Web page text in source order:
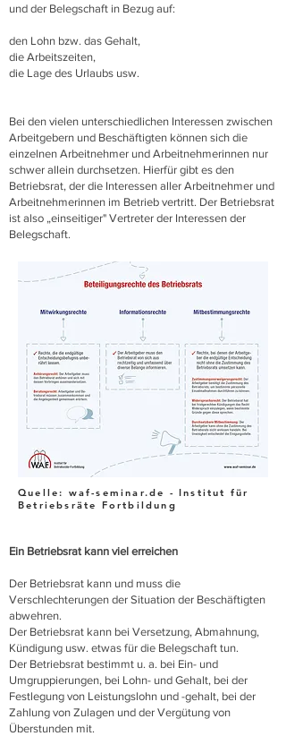
und der Belegschaft in Bezug auf:
den Lohn bzw. das Gehalt,
die Arbeitszeiten,
die Lage des Urlaubs usw.
Bei den vielen unterschiedlichen Interessen zwischen
Arbeitgebern und Beschäftigten können sich die
einzelnen Arbeitnehmer und Arbeitnehmerinnen nur
schwer allein durchsetzen. Hierfür gibt es den
Betriebsrat, der die Interessen aller Arbeitnehmer und
Arbeitnehmerinnen im Betrieb vertritt. Der Betriebsrat
ist also „einseitiger" Vertreter der Interessen der
Belegschaft.
Quelle: waf-seminar.de - Institut für
Betriebsräte Fortbildung
Ein Betriebsrat kann viel erreichen
Der Betriebsrat kann und muss die
Verschlechterungen der Situation der Beschäftigten
abwehren.
Der Betriebsrat kann bei Versetzung, Abmahnung,
Kündigung usw. etwas für die Belegschaft tun.
Der Betriebsrat bestimmt u. a. bei Ein- und
Umgruppierungen, bei Lohn- und Gehalt, bei der
Festlegung von Leistungslohn und -gehalt, bei der
Zahlung von Zulagen und der Vergütung von
Überstunden mit.